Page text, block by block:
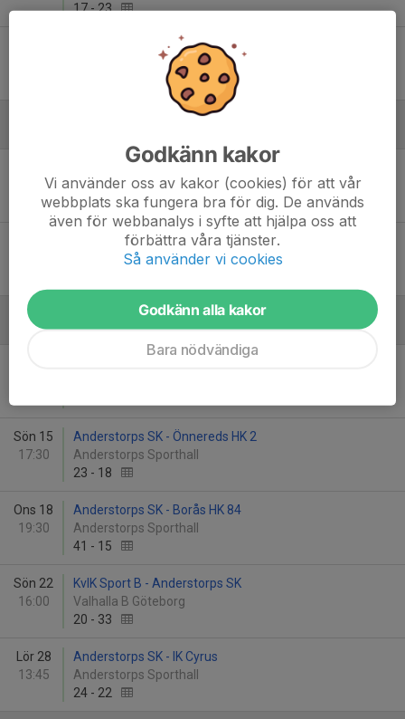
17-23
Anderstorps SK - Backa HK
Anderstorps Sporthall
15:15
Göteborg Finest IK - Anderstorps SK
Valhalla B Göteborg
16 -35
Anderstorps SK - Bjurslätts IF
Anderstorps Sporthall
Februari - 2026
Sön 15
17:30
Anderstorps SK - Önnereds HK 2
Anderstorps Sporthall
23 - 18
Ons 18
19:30
Anderstorps SK - Borås HK 84
Anderstorps Sporthall
41 - 15
Sön 22
16:00
KvIK Sport B - Anderstorps SK
Valhalla B Göteborg
20 - 33
Lör 28
13:45
Anderstorps SK - IK Cyrus
Anderstorps Sporthall
24 - 22
Godkänn kakor
Vi använder oss av kakor (cookies) för att vår
webbplats ska fungera bra för dig. De används
även för webbanalys i syfte att hjälpa oss att
förbättra våra tjänster.
Så använder vi cookies
Godkänn alla kakor
Bara nödvändiga